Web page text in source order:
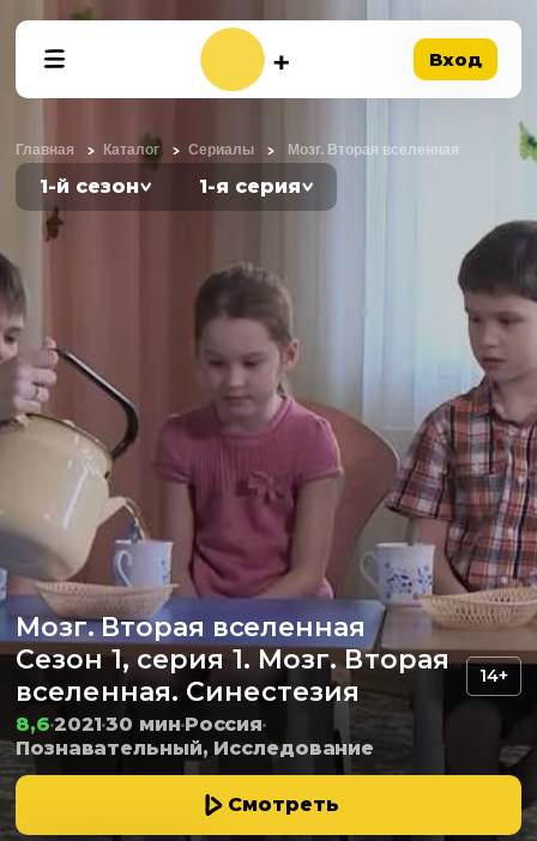
Вход
Главная Каталог Сериалы Мозг. Вторая вселенная
1-й сезон 1-я серия
Мозг. Вторая вселенная
Сезон 1, серия 1. Мозг. Вторая
вселенная. Синестезия
14+
8,6202130 минРоссия
Познавательный, Исследование
Смотреть